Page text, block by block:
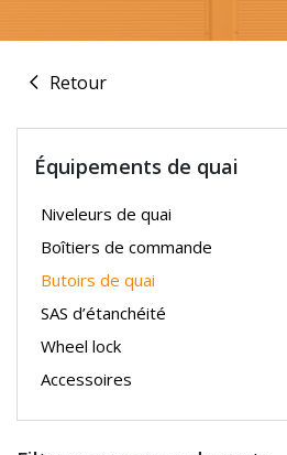
Retour
Équipements de quai
Niveleurs de quai
Boîtiers de commande
Butoirs de quai
SAS d’étanchéité
Wheel lock
Accessoires